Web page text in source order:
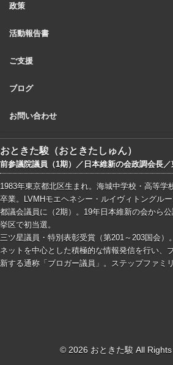
政策
活動報告書
ご支援
ブログ
お問い合わせ
おときた駿（おときたしゅん）
前参議院議員（1期）／日本維新の会政調会長
1983年東京都北区生まれ。海城中学校・高等学
卒業。LVMHモエヘネシー・ルイヴィトングル
都議会議員に（2期）。19年日本維新の会から
挙区で初当選。
三ツ星議員・特別表彰受賞（第201～203国会）。
ネットを中心とした積極的な情報発信を行い、
新する通称「ブロガー議員」。ステップファミ
© 2026 おときた駿 All Rights